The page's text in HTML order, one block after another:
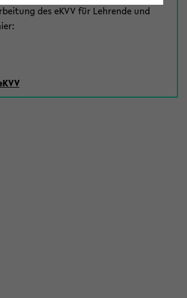
des eKVV für Lehrende und